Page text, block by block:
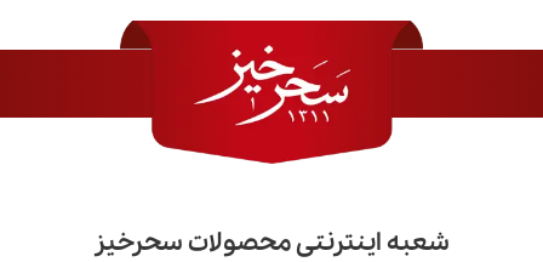
شعبه اینترنتی محصولات سحرخیز